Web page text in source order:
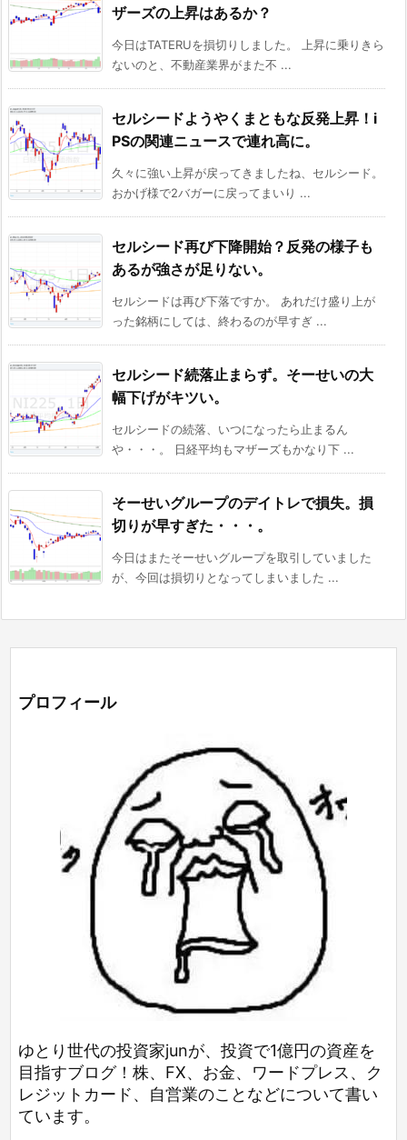
ザーズの上昇はあるか？
今日はTATERUを損切りしました。 上昇に乗りきら
ないのと、不動産業界がまた不 ...
セルシードようやくまともな反発上昇！i
PSの関連ニュースで連れ高に。
久々に強い上昇が戻ってきましたね、セルシード。
おかげ様で2バガーに戻ってまいり ...
セルシード再び下降開始？反発の様子も
あるが強さが足りない。
セルシードは再び下落ですか。 あれだけ盛り上が
った銘柄にしては、終わるのが早すぎ ...
セルシード続落止まらず。そーせいの大
幅下げがキツい。
セルシードの続落、いつになったら止まるん
や・・・。 日経平均もマザーズもかなり下 ...
そーせいグループのデイトレで損失。損
切りが早すぎた・・・。
今日はまたそーせいグループを取引していました
が、今回は損切りとなってしまいました ...
プロフィール
ゆとり世代の投資家junが、投資で1億円の資産を
目指すブログ！株、FX、お金、ワードプレス、ク
レジットカード、自営業のことなどについて書い
ています。